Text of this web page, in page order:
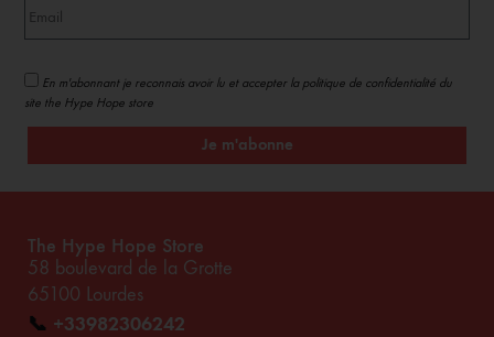
En m'abonnant je reconnais avoir lu et accepter la politique de confidentialité du
site the Hype Hope store
Je m'abonne
The Hype Hope Store
58 boulevard de la Grotte
65100 Lourdes
📞 +33982306242